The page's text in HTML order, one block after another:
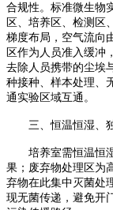
合规性。标准微生物
区、培养区、检测区
梯度布局，空气流向
区作为人员准入缓冲
去除人员携带的尘埃
种接种、样本处理、
通实验区域互通。
三、恒温恒湿、
培养室需恒温恒
果；废弃物处理区为
弃物在此集中灭菌处
现无菌传递，避免开